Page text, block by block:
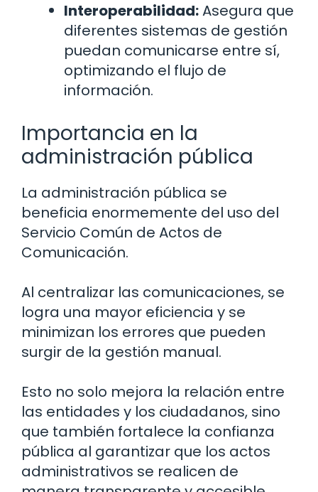
Interoperabilidad:Asegura que
diferentes sistemas de gestión
puedan comunicarse entre sí,
optimizando el flujo de
información.
Importancia en la
administración pública
La administración pública se
beneficia enormemente del uso del
Servicio Común de Actos de
Comunicación.
Al centralizar las comunicaciones, se
logra una mayor eficiencia y se
minimizan los errores que pueden
surgir de la gestión manual.
Esto no solo mejora la relación entre
las entidades y los ciudadanos, sino
que también fortalece la confianza
pública al garantizar que los actos
administrativos se realicen de